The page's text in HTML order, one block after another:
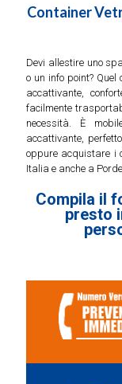
Container
Devi allestire uno
o un info point?
accattivante,
facilmente
necessità. È
accattivante,
oppure acquistare i
Italia e anche a
Compila il
presto